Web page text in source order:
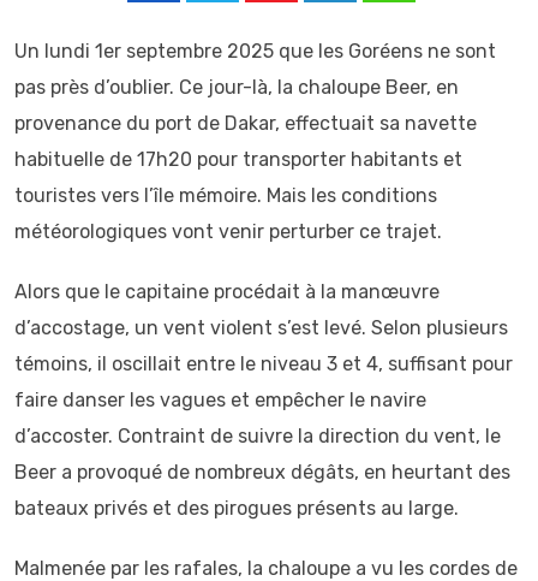
Un lundi 1er septembre 2025 que les Goréens ne sont
pas près d’oublier. Ce jour-là, la chaloupe Beer, en
provenance du port de Dakar, effectuait sa navette
habituelle de 17h20 pour transporter habitants et
touristes vers l’île mémoire. Mais les conditions
météorologiques vont venir perturber ce trajet.
Alors que le capitaine procédait à la manœuvre
d’accostage, un vent violent s’est levé. Selon plusieurs
témoins, il oscillait entre le niveau 3 et 4, suffisant pour
faire danser les vagues et empêcher le navire
d’accoster. Contraint de suivre la direction du vent, le
Beer a provoqué de nombreux dégâts, en heurtant des
bateaux privés et des pirogues présents au large.
Malmenée par les rafales, la chaloupe a vu les cordes de